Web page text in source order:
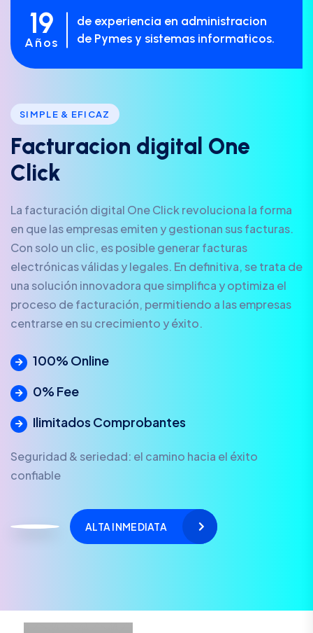
19
Años
de experiencia en administracion
de Pymes y sistemas informaticos.
SIMPLE & EFICAZ
Facturacion d igita One
C ick
La facturación digital One Click revoluciona la forma
en que las empresas emiten y gestionan sus facturas.
Con solo un clic, es posible generar facturas
electrónicas válidas y legales. En definitiva, se trata de
una solución innovadora que simplifica y optimiza el
proceso de facturación, permitiendo a las empresas
centrarse en su crecimiento y éxito.
100% Online
0% Fee
Ilimitados Comprobantes
Seguridad & seriedad: el camino hacia el éxito
confiable
ALTA INMEDIATA